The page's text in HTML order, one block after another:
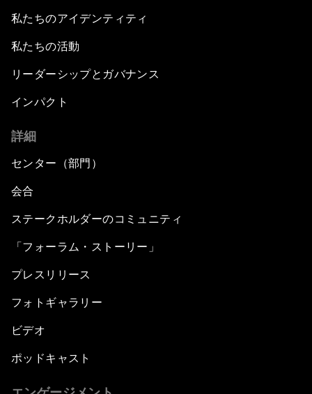
私たちのアイデンティティ
私たちの活動
リーダーシップとガバナンス
インパクト
詳細
センター（部門）
会合
ステークホルダーのコミュニティ
「フォーラム・ストーリー」
プレスリリース
フォトギャラリー
ビデオ
ポッドキャスト